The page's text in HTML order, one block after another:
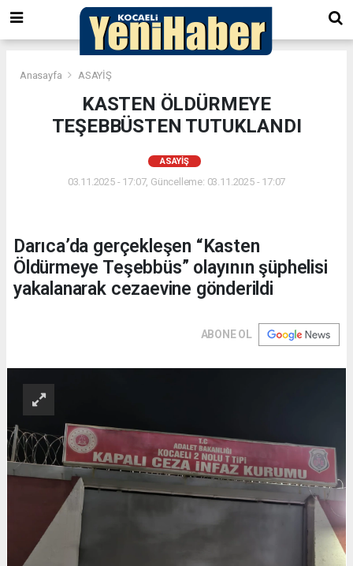
Anasayfa ASAYİŞ
KASTEN ÖLDÜRMEYE
TEŞEBBÜSTEN TUTUKLANDI
ASAYİŞ
03.11.2025 - 17:07, Güncelleme: 03.11.2025 - 17:07
Darıca’da gerçekleşen “Kasten
Öldürmeye Teşebbüs” olayının şüphelisi
yakalanarak cezaevine gönderildi
ABONE OL